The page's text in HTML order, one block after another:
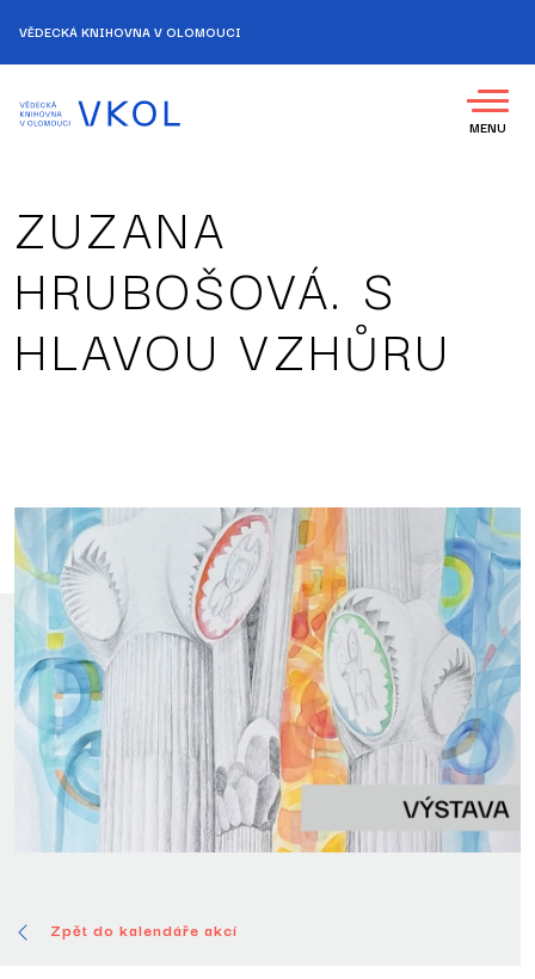
VĚDECKÁ KNIHOVNA V OLOMOUCI
MENU
ZUZANA
HRUBOŠOVÁ. S
HLAVOU VZHŮRU
Zpět do kalendáře akcí